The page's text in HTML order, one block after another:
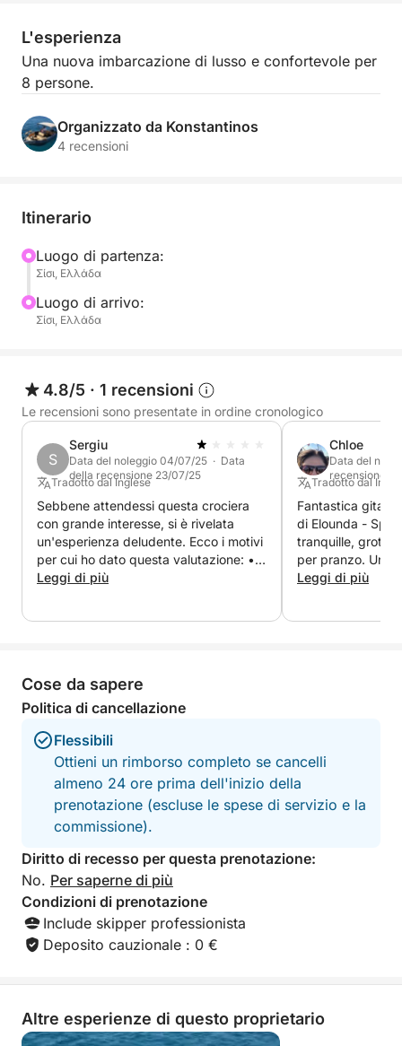
L'esperienza
Una nuova imbarcazione di lusso e confortevole per
8 persone.
Organizzato da Konstantinos
4 recensioni
Itinerario
Luogo di partenza:
Σίσι, Ελλάδα
Luogo di arrivo:
Σίσι, Ελλάδα
4.8/5 · 1 recensioni
Le recensioni sono presentate in ordine cronologico
S
Sergiu
Data del noleggio 04/07/25 · Data
della recensione 23/07/25
Tradotto dal Inglese
Sebbene attendessi questa crociera
con grande interesse, si è rivelata
un'esperienza deludente. Ecco i motivi
per cui ho dato questa valutazione: • Il
meteo era pessimo (vento forte) e,
assicurato che sarebbe andato tutto
bene, ma non è stato così. • A causa
abbiamo sofferto di mal di mare e il
viaggio si è trasformato in un incubo. •
Sebbene fosse prevista una durata di
5 ore, ne sono bastate solo 2 e siamo
stati lasciati in un porto diverso da
quello di partenza. • All'arrivo, hanno
e, una volta arrivati, l'autista ci ha
chiesto 20 euro. (Anche se avevamo
pagato 790 euro e non avevamo
usufruito dei servizi promessi.)
Un'esperienza deludente: fate
attenzione quando prenotate qualcosa
capitano stava fumando sigarette a
Leggi di più
Chloe
Data del
recensione
Tradotto dal
Fantastica gita
di Elounda -
tranquille, grotte
per pranzo. Una
ventosa, ma
Leggi di più
Cose da sapere
Politica di cancellazione
Flessibili
Ottieni un rimborso completo se cancelli
almeno 24 ore prima dell'inizio della
prenotazione (escluse le spese di servizio e la
commissione).
Diritto di recesso per questa prenotazione:
No. Per saperne di più
Condizioni di prenotazione
Include skipper professionista
Deposito cauzionale : 0 €
Altre esperienze di questo proprietario